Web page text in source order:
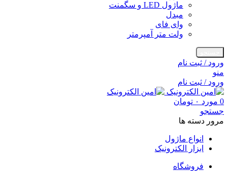
ماژول LED و سگمنت
مبدل
وای فای
ولت متر آمپرمتر
ورود / ثبت نام
منو
ورود / ثبت نام
0 مورد ۰ تومان
جستجو
مرور دسته ها
انواع ماژول
ابزار الکترونیک
فروشگاه